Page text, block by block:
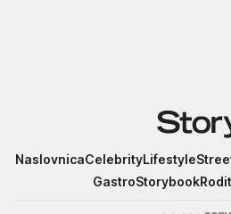
Story
NaslovnicaCelebrityLifestyle
GastroStorybook